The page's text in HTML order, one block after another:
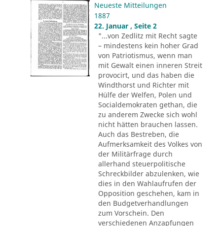
Neueste Mitteilungen
1887
22. Januar , Seite 2
"...von Zedlitz mit Recht sagte
– mindestens kein hoher Grad
von Patriotismus, wenn man
mit Gewalt einen inneren Streit
provocirt, und das haben die
Windthorst und Richter mit
Hülfe der Welfen, Polen und
Socialdemokraten gethan, die
zu anderem Zwecke sich wohl
nicht hätten brauchen lassen.
Auch das Bestreben, die
Aufmerksamkeit des Volkes von
der Militärfrage durch
allerhand steuerpolitische
Schreckbilder abzulenken, wie
dies in den Wahlaufrufen der
Opposition geschehen, kam in
den Budgetverhandlungen
zum Vorschein. Den
verschiedenen Anzapfungen